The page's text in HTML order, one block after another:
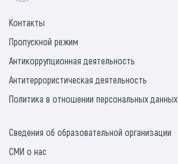
Контакты
Пропускной режим
Антикоррупционная деятельность
Антитеррористическая деятельность
Политика в отношении персональных данных
Сведения об образовательной организации
СМИ о нас